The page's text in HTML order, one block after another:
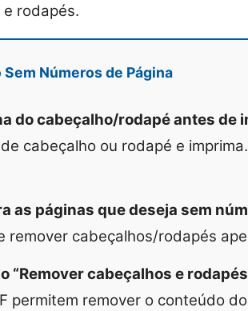
e rodapés.
Números de Página
do cabeçalho/rodapé antes de
cabeçalho ou rodapé e
as páginas que deseja sem
remover cabeçalhos/rodapés
“Remover cabeçalhos e
permitem remover o conteúdo